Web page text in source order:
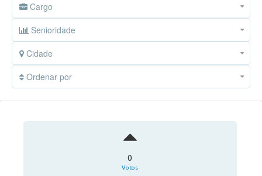
Cargo
Senioridade
Cidade
Ordenar por
0
Votos